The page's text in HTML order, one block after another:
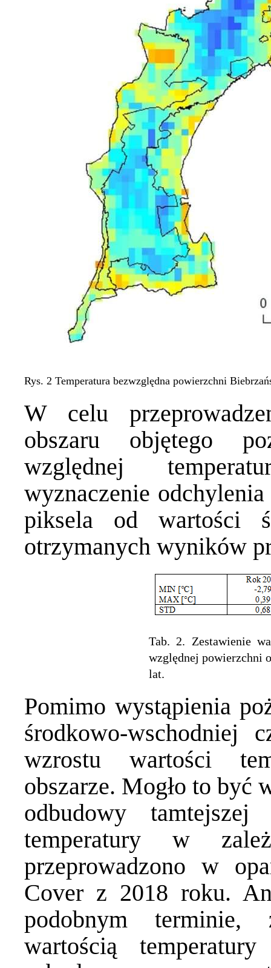
Rys. 2 Temperatura bezwzględna powierzchni
W celu
obszaru objętego
względnej
wyznaczenie
piksela od wartości
otrzymanych wyników
Tab. 2. Zestawienie
względnej powierzchni
lat.
Pomimo wystąpienia
środkowo-wschodniej
wzrostu wartości
obszarze. Mogło to być
odbudowy
temperatury w
przeprowadzono w
Cover z 2018 roku.
podobnym terminie,
wartością